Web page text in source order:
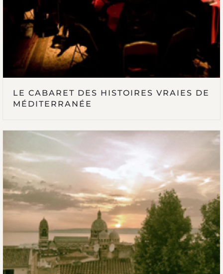
LE CABARET DES HISTOIRES VRAIES DE
MÉDITERRANÉE